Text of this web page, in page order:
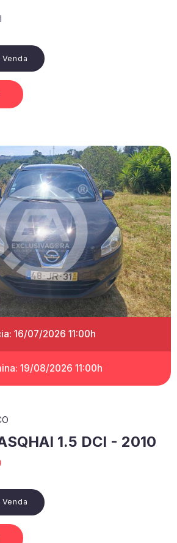
16/07/2026 11:00h
19/08/2026 11:00h
1.5 DCI - 2010